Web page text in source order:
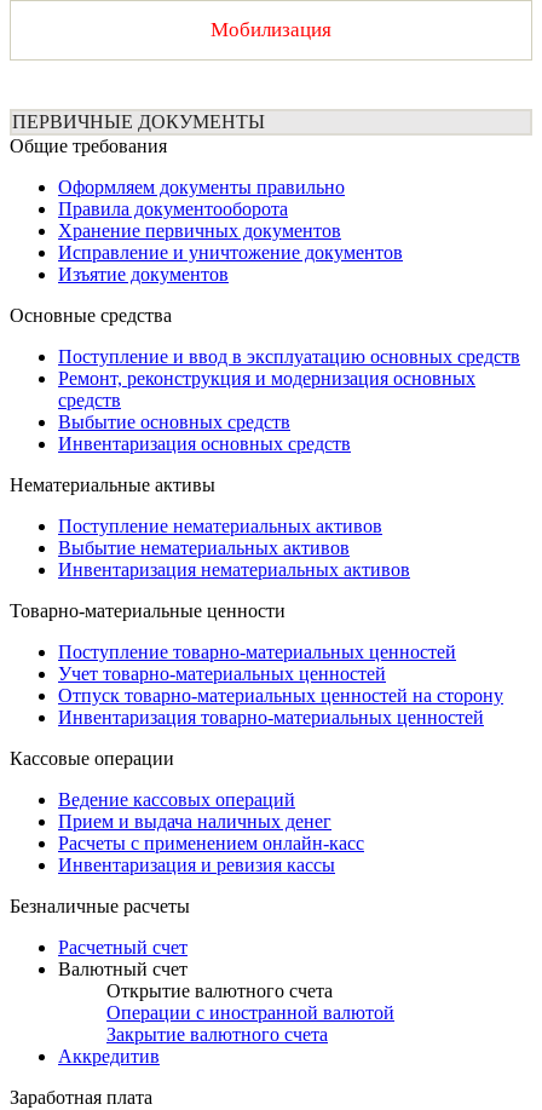
Мобилизация
ПЕРВИЧНЫЕ ДОКУМЕНТЫ
Общие требования
Оформляем документы правильно
Правила документооборота
Хранение первичных документов
Исправление и уничтожение документов
Изъятие документов
Основные средства
Поступление и ввод в эксплуатацию основных средств
Ремонт, реконструкция и модернизация основных
средств
Выбытие основных средств
Инвентаризация основных средств
Нематериальные активы
Поступление нематериальных активов
Выбытие нематериальных активов
Инвентаризация нематериальных активов
Товарно-материальные ценности
Поступление товарно-материальных ценностей
Учет товарно-материальных ценностей
Отпуск товарно-материальных ценностей на сторону
Инвентаризация товарно-материальных ценностей
Кассовые операции
Ведение кассовых операций
Прием и выдача наличных денег
Расчеты с применением онлайн-касс
Инвентаризация и ревизия кассы
Безналичные расчеты
Расчетный счет
Валютный счет
Открытие валютного счета
Операции с иностранной валютой
Закрытие валютного счета
Аккредитив
Заработная плата